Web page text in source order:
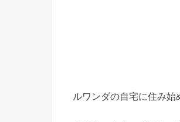
ルワンダの自宅に住み始